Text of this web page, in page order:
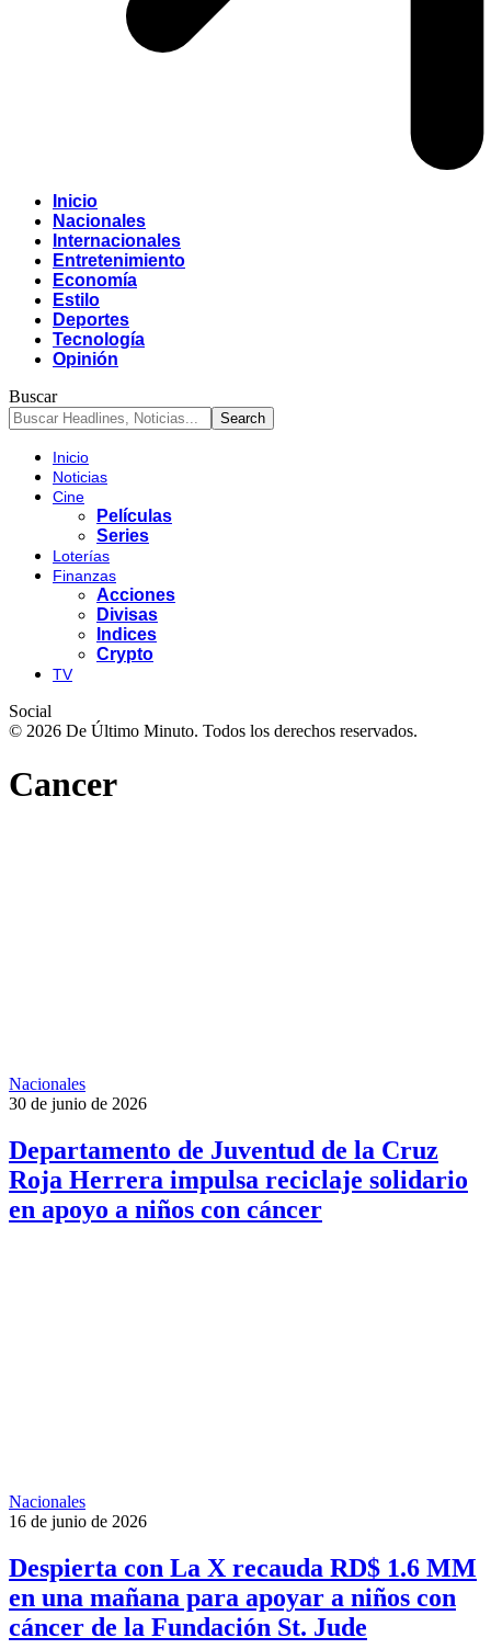
Inicio
Nacionales
Internacionales
Entretenimiento
Economía
Estilo
Deportes
Tecnología
Opinión
Buscar
Inicio
Noticias
Cine
Películas
Series
Loterías
Finanzas
Acciones
Divisas
Indices
Crypto
TV
Social
© 2026 De Último Minuto. Todos los derechos reservados.
Cancer
Nacionales
30 de junio de 2026
Departamento de Juventud de la Cruz
Roja Herrera impulsa reciclaje solidario
en apoyo a niños con cáncer
Nacionales
16 de junio de 2026
Despierta con La X recauda RD$ 1.6 MM
en una mañana para apoyar a niños con
cáncer de la Fundación St. Jude